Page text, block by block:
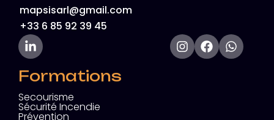
mapsisarl@gmail.com
+33 6 85 92 39 45
Formations
Secourisme
Sécurité Incendie
Prévention